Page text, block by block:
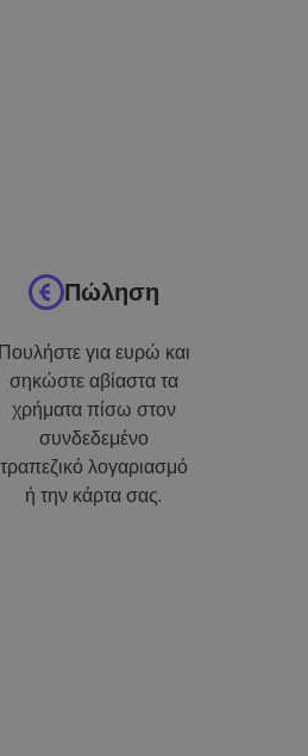
Πώληση
Πουλήστε για ευρώ και
σηκώστε αβίαστα τα
χρήματα πίσω στον
συνδεδεμένο
τραπεζικό λογαριασμό
ή την κάρτα σας.